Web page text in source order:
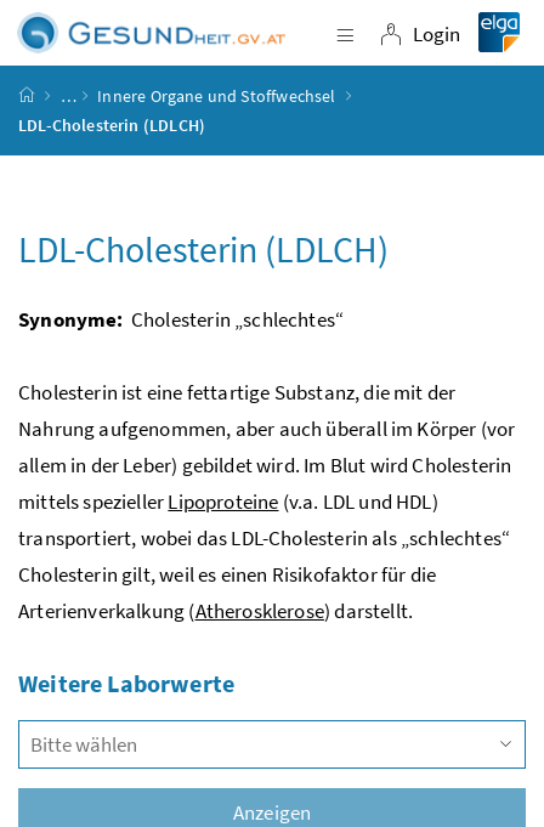
Zum Inhalt
Zum Hauptmenü
Zum Untermenü
Zur Suche
Navigation
Login
Login
Startseite
…
Innere Organe und Stoffwechsel
LDL-Cholesterin (LDLCH)
LDL-Cholesterin (LDLCH)
Synonyme: Cholesterin „schlechtes“
Cholesterin ist eine fettartige Substanz, die mit der
Nahrung aufgenommen, aber auch überall im Körper (vor
allem in der Leber) gebildet wird. Im Blut wird Cholesterin
mittels speziellerLipoproteine (v.a. LDL und HDL)
transportiert, wobei das LDL-Cholesterin als „schlechtes“
Cholesterin gilt, weil es einen Risikofaktor für die
Arterienverkalkung (Atherosklerose) darstellt.
Weitere Laborwerte
Anzeigen